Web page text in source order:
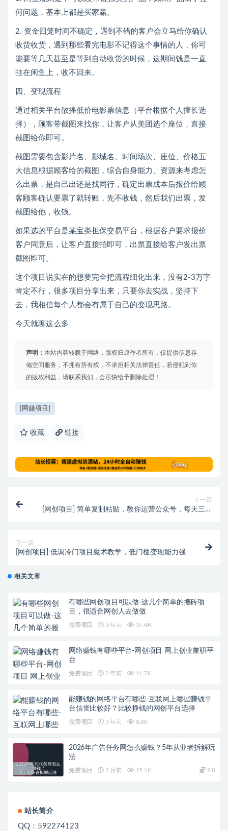
何问题，基本上都是买家赢。
2. 资金回笼时间不确定，遇到不错的客户会立马给你确认
收货收货，遇到那些看完电影不记得这个事情的人，你可
能要等几天甚至是等到自动收货的时候，这期间钱是一直
挂在闲鱼上，收不回来。
四、变现流程
通过相关平台散播低价电影票信息（平台根据个人擅长选
择），顾客带截图来找你，让客户从美团选个座位，直接
截图给你即可。
截图需要包含影片名、影城名、时间场次、座位、价格五
大信息根据顾客给的截图，综合自身能力、资源来考虑怎
么出票，是自己出还是找同行，确定出票成本后报价给顾
客顾客确认要票了就转账，先不收钱，然后我们出票，发
截图给他，收钱。
如果选的平台是某宝类担保交易平台，根据客户要求报价
客户同意后，让客户直接拍即可，出票直接给客户发出票
截图即可。
这个项目说实在的想要完全把流程细化出来，没有2-3万字
肯定不行，很多项目分享出来，只要你去实战，坚持下
去，我相信每个人都会有属于自己的变现思路。
今天就聊这么多
声明： 本站内容转载于网络，版权归原作者所有，仅提供信息存
储空间服务，不拥有所有权，不承担相关法律责任，若侵犯到你
的版权利益，请联系我们，会尽快给予删除处理！
[网赚项目]
收藏 链接
上一篇
[网创项目] 简单复制粘贴，教你运营公众号，每天三分
下一篇
[网创项目] 低调冷门项目魔术教学，低门槛变现能力强
相关文章
有哪些网创项目可以做-这几个简单的搬砖项
目，很适合网创人去做做
免费项目 3 年前 37.4K
网络赚钱有哪些平台-网创项目 网上创业兼职平
台
免费项目 3 年前 11.7K
能赚钱的网络平台有哪些-互联网上哪些赚钱平
台信誉比较好？比较挣钱的网创平台选择
免费项目 3 年前 8.8K
2026年广告任务网怎么赚钱？5年从业者拆解玩
法
免费项目 2 月前 15.1K 9.8
站长简介
QQ：592274123